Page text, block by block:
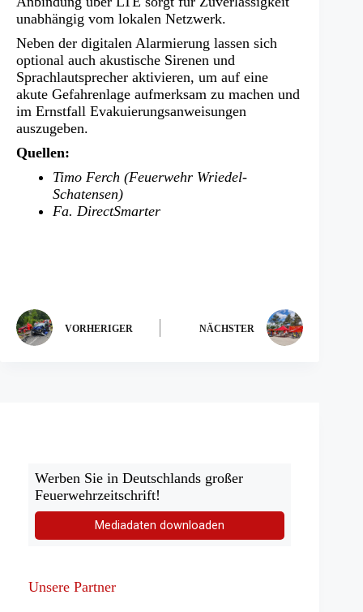
unabhängig vom lokalen Netzwerk.
Neben der digitalen Alarmierung lassen sich
optional auch akustische Sirenen und
Sprachlautsprecher aktivieren, um auf eine
akute Gefahrenlage aufmerksam zu machen und
im Ernstfall Evakuierungsanweisungen
auszugeben.
Quellen:
Timo Ferch (Feuerwehr Wriedel-
Schatensen)
Fa. DirectSmarter
VORHERIGER NÄCHSTER
Werben Sie in Deutschlands großer
Feuerwehrzeitschrift!
Mediadaten downloaden
Unsere Partner